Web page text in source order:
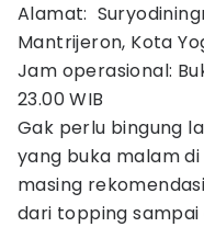
Alamat:
Mantrijeron, Kota
Jam operasional:
23.00 WIB
Gak perlu bingung
yang buka malam
masing
dari topping